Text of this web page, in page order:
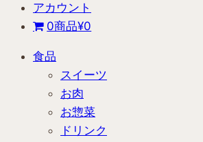
アカウント
0商品¥0
食品
スイーツ
お肉
お惣菜
ドリンク